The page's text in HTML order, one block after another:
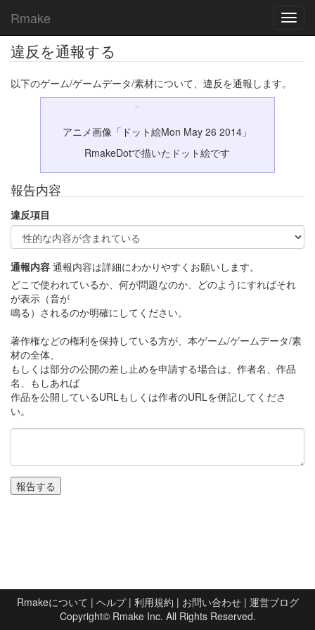
Rmake
違反を通報する
以下のゲーム/ゲームデータ/素材について、違反を通報します。
アニメ画像「ドット絵Mon May 26 2014」
RmakeDotで描いたドット絵です
報告内容
違反項目
通報内容 通報内容は詳細にわかりやすくお願いします。
どこで使われているか、何が問題なのか、どのようにすればそれ
が表示（音が
鳴る）されるのか明確にしてください。
著作権などの権利を保持している方が、本ゲーム/ゲームデータ/素
材の全体、
もしくは部分の公開の差し止めを申請する場合は、作者名、作品
名、もしあれば
作品を公開しているURLもしくは作者のURLを併記してくださ
い。
Rmakeについて | ヘルプ| 利用規約 | お問い合わせ| 運営ブログ
Copyright© Rmake Inc. All Rights Reserved.